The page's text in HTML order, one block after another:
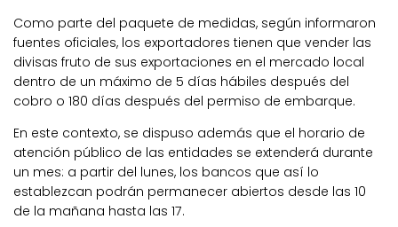
Como parte del paquete de medidas, según informaron
fuentes oficiales, los exportadores tienen que vender las
divisas fruto de sus exportaciones en el mercado local
dentro de un máximo de 5 días hábiles después del
cobro o 180 días después del permiso de embarque.
En este contexto, se dispuso además que el horario de
atención público de las entidades se extenderá durante
un mes: a partir del lunes, los bancos que así lo
establezcan podrán permanecer abiertos desde las 10
de la mañana hasta las 17.